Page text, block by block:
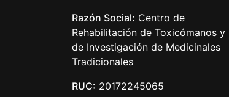
Razón Social: Centro de
Rehabilitación de Toxicómanos y
de Investigación de Medicinales
Tradicionales
RUC: 20172245065